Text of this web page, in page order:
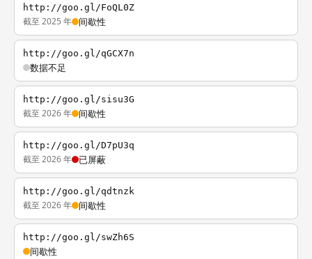
http://goo.gl/FoQL0Z
截至 2025 年 间歇性
http://goo.gl/qGCX7n
数据不足
http://goo.gl/sisu3G
截至 2026 年 间歇性
http://goo.gl/D7pU3q
截至 2026 年 已屏蔽
http://goo.gl/qdtnzk
截至 2026 年 间歇性
http://goo.gl/swZh6S
间歇性